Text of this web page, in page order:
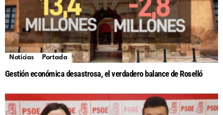
Noticias Portada
Gestión económica desastrosa, el verdadero balance de Roselló